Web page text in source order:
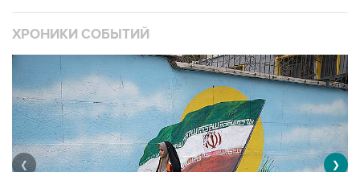
ХРОНИКИ СОБЫТИЙ
❮ ❯